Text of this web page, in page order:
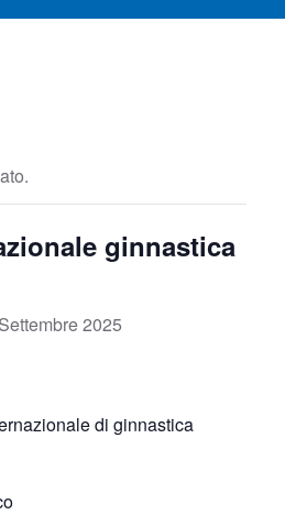
ginnastica
2025
di ginnastica